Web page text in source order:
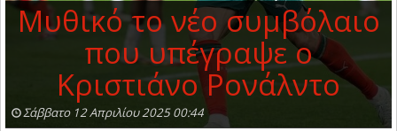
Μυθικό το νέο συμβόλαιο
που υπέγραψε ο
Κριστιάνο Ρονάλντο
Σάββατο 12 Απριλίου 2025 00:44